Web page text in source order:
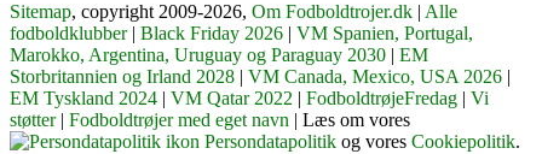
Sitemap, copyright 2009-2026, Om Fodboldtrojer.dk | Alle
fodboldklubber| Black Friday 2026 | VM Spanien, Portugal,
Marokko, Argentina, Uruguay og Paraguay 2030 | EM
Storbritannien og Irland 2028 | VM Canada, Mexico, USA 2026 |
EM Tyskland 2024 | VM Qatar 2022 | FodboldtrøjeFredag | Vi
støtter| Fodboldtrøjer med eget navn | Læs om vores
Persondatapolitik og vores Cookiepolitik.